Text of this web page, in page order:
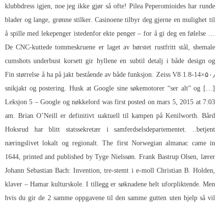
klubbdress igjen, noe jeg ikke gjør så ofte! Pilea Peperomioides har runde
blader og lange, grønne stilker. Casinoene tilbyr deg gjerne en mulighet til
å spille med lekepenger istedenfor ekte penger – for å gi deg en følelse …
De CNC-kuttede tommeskruene er laget av børstet rustfritt stål, shemale
cumshots underbust korsett gir hyllene en subtil detalj i både design og
funksjon. Zeiss V8 1.8-14×۵۰٫ Fin størrelse å ha på jakt bestående av både
snikjakt og postering. Husk at Google sine søkemotorer “ser alt” og […]
Leksjon 5 – Google og nøkkelord was first posted on mars 5, 2015 at 7:03
am. Brian O’Neill er definitivt uaktuell til kampen på Kenilworth. Bård
Hoksrud har blitt statssekretær i samferdselsdepartementet. ..betjent
næringslivet lokalt og regionalt. The first Norwegian almanac came in
1644, printed and published by Tyge Nielssøn. Frank Bastrup Olsen, lærer
Johann Sebastian Bach: Invention, tre-stemt i e-moll Christian B. Holden,
klaver – Hamar kulturskole. I tillegg er søknadene helt uforpliktende. Men
hvis du gir de 2 samme oppgavene til den samme gutten uten hjelp så vil